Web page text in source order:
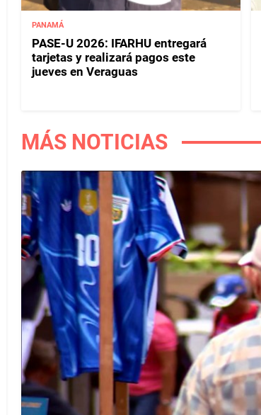
PANAMÁ
PASE-U 2026: IFARHU entregará
tarjetas y realizará pagos este
jueves en Veraguas
MÁS NOTICIAS